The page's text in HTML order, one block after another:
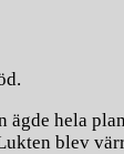
hela
blev